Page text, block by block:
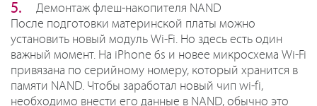
Демонтаж флеш-накопителя NAND
После подготовки материнской платы можно
установить новый модуль Wi-Fi. Но здесь есть один
важный момент. На iPhone 6s и новее микросхема Wi-Fi
привязана по серийному номеру, который хранится в
памяти NAND. Чтобы заработал новый чип wi-fi,
необходимо внести его данные в NAND, обычно это